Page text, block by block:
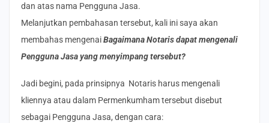
dan atas nama Pengguna Jasa.
Melanjutkan pembahasan tersebut, kali ini saya akan
membahas mengenaiBagaimana Notaris dapat mengenali
Pengguna Jasa yang menyimpang tersebut?
Jadi begini, pada prinsipnya Notaris harus mengenali
kliennya atau dalam Permenkumham tersebut disebut
sebagai Pengguna Jasa, dengan cara: